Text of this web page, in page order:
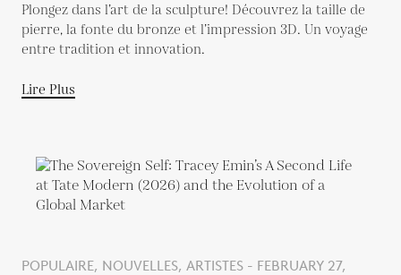
Plongez dans l’art de la sculpture! Découvrez la taille de
pierre, la fonte du bronze et l’impression 3D. Un voyage
entre tradition et innovation.
Lire Plus
POPULAIRE, NOUVELLES, ARTISTES - FEBRUARY 27,